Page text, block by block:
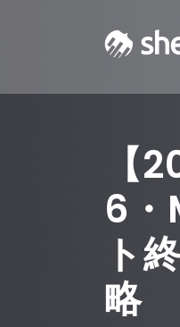
【
6
ト
略